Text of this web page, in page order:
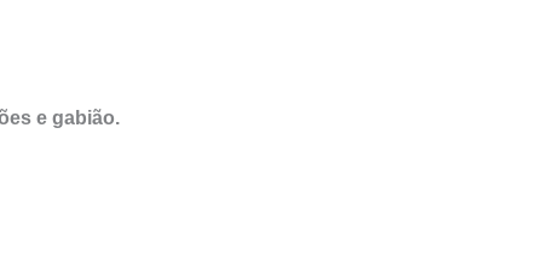
e gabião.